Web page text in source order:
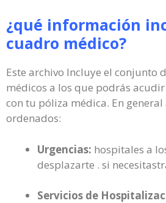
¿qué información
cuadro médico?
Este archivo Incluye el conjunto
médicos a los que podrás
con tu póliza médica. En general
ordenados:
Urgencias: hospitales a
desplazarte . si
Servicios de